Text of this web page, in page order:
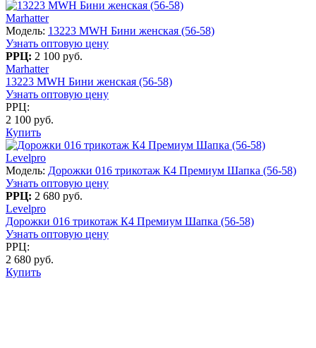
Marhatter
Модель: 13223 MWH Бини женская (56-58)
Узнать оптовую цену
РРЦ: 2 100 руб.
Marhatter
13223 MWH Бини женская (56-58)
Узнать оптовую цену
РРЦ:
2 100 руб.
Купить
Levelpro
Модель: Дорожки 016 трикотаж К4 Премиум Шапка (56-58)
Узнать оптовую цену
РРЦ: 2 680 руб.
Levelpro
Дорожки 016 трикотаж К4 Премиум Шапка (56-58)
Узнать оптовую цену
РРЦ:
2 680 руб.
Купить